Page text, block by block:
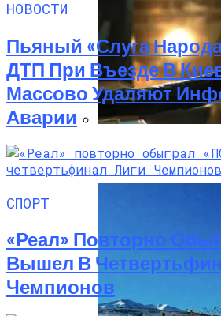
«Веном 3» Получил
Название И
НОВОСТИ
Пьяный «слуга
ДТП При Въезде В
Массово Удаляют
Аварии
СПОРТ
«Реал» Повторно
Вышел В
Чемпионов